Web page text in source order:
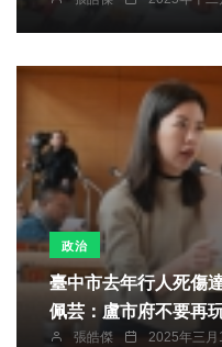
政治
臺中市去年行人死傷
佩芸：盧市府不要再
張皓傑 2025年三月